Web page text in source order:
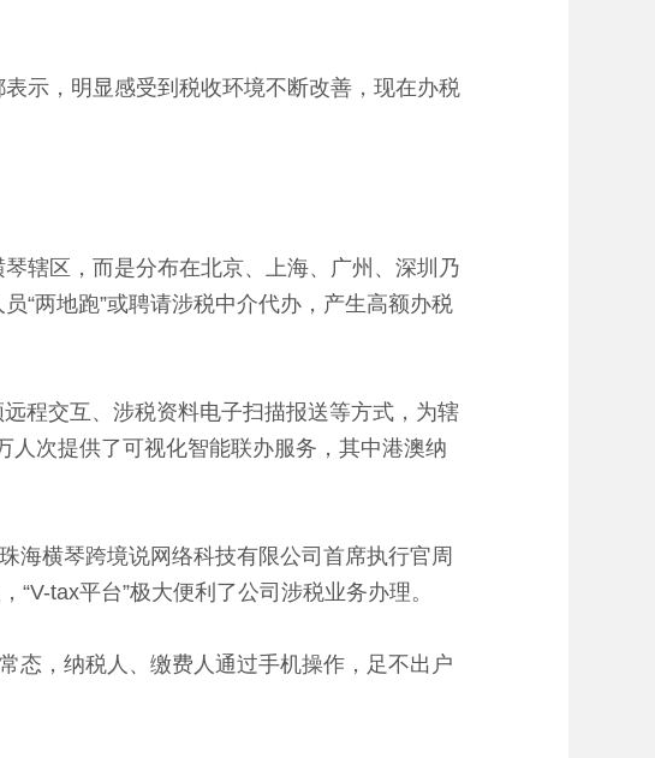
示，明显感受到税收环境不断改善，现在办税
辖区，而是分布在北京、上海、广州、深圳乃
“两地跑”或聘请涉税中介代办，产生高额办税
程交互、涉税资料电子扫描报送等方式，为辖
人次提供了可视化智能联办服务，其中港澳纳
横琴跨境说网络科技有限公司首席执行官周
tax平台”极大便利了公司涉税业务办理。
，纳税人、缴费人通过手机操作，足不出户